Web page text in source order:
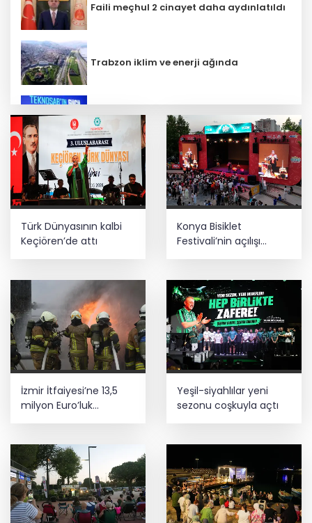
Faili meçhul 2 cinayet daha aydınlatıldı
Trabzon iklim ve enerji ağında
önde! Dev lansmanda neler oldu?
Bilim insanlarından uzayda zincirleme
felaket uyarısı
Lukaku Fener’e mi, Beşiktaş’a mı geliyor?
kaldı
Türk Dünyasının kalbi
Keçiören’de attı
Konya Bisiklet
Festivali’nin açılışı
İzmir İtfaiyesi’ne 13,5
milyon Euro’luk
Yeşil-siyahlılar yeni
sezonu coşkuyla açtı